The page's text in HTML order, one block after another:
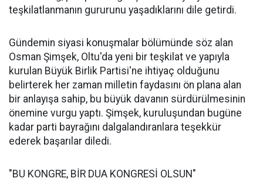
teşkilatlanmanın gururunu yaşadıklarını dile getirdi.
Gündemin siyasi konuşmalar bölümünde söz alan
Osman Şimşek, Oltu'da yeni bir teşkilat ve yapıyla
kurulan Büyük Birlik Partisi'ne ihtiyaç olduğunu
belirterek her zaman milletin faydasını ön plana alan
bir anlayışa sahip, bu büyük davanın sürdürülmesinin
önemine vurgu yaptı. Şimşek, kuruluşundan bugüne
kadar parti bayrağını dalgalandıranlara teşekkür
ederek başarılar diledi.
"BU KONGRE, BİR DUA KONGRESİ OLSUN"